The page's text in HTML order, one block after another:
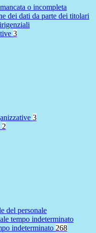
o incompleta
dei dati da parte dei titolari
3
3
2
del personale
tempo indeterminato
indeterminato 268